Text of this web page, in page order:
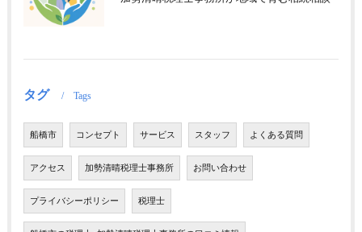
タグ Tags
船橋市 コンセプト サービス スタッフ よくある質問
アクセス 加勢清晴税理士事務所 お問い合わせ
プライバシーポリシー 税理士